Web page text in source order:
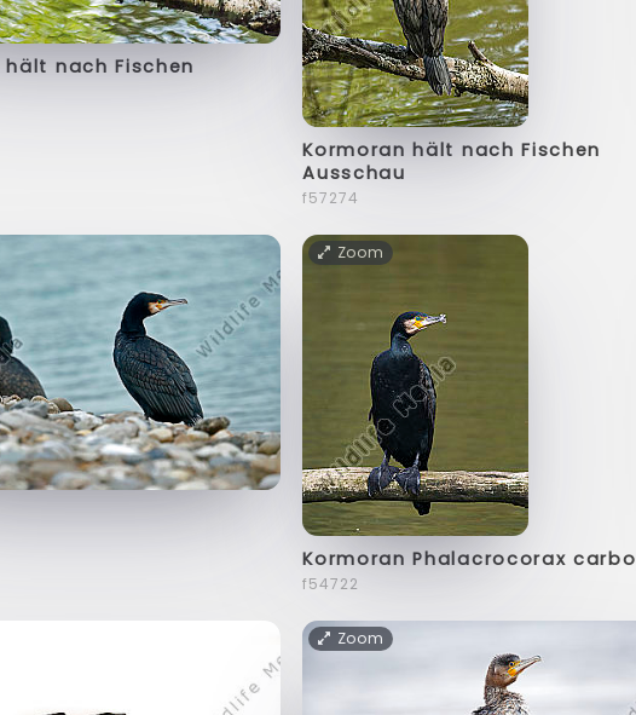
hält nach Fischen
Kormoran hält nach Fischen
Ausschau
f57274
Zoom
Kormoran Phalacrocorax carbo
f54722
Zoom